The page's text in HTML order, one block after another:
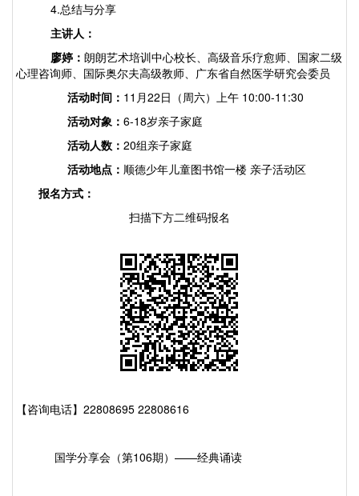
4.总结与分享
主讲人：
廖婷： 朗朗艺术培训中心校长、高级音乐疗愈师、国家二级
心理咨询师、国际奥尔夫高级教师、广东省自然医学研究会委员
活动时间： 11月22日（周六）上午 10:00-11:30
活动对象：6-18岁亲子家庭
活动人数：20组亲子家庭
活动地点： 顺德少年儿童图书馆一楼 亲子活动区
报名方式：
扫描下方二维码报名
【咨询电话】 22808695 22808616
国学分享会（第106期） ——经典诵读